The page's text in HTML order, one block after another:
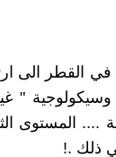
في القطر الى
"
.... المستوى
ذلك .!